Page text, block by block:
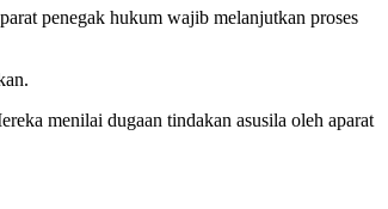
penegak hukum wajib melanjutkan proses
menilai dugaan tindakan asusila oleh aparat